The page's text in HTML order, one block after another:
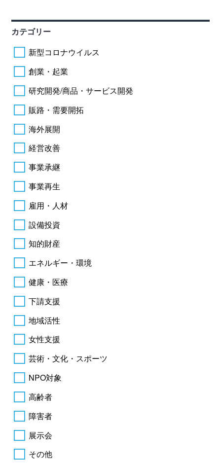
カテゴリー
新型コロナウイルス
創業・起業
研究開発/商品・サービス開発
販路・需要開拓
海外展開
経営改善
事業承継
事業再生
雇用・人材
設備投資
知的財産
エネルギー・環境
健康・医療
下請支援
地域活性
女性支援
芸術・文化・スポーツ
NPO対象
高齢者
障害者
展示会
その他